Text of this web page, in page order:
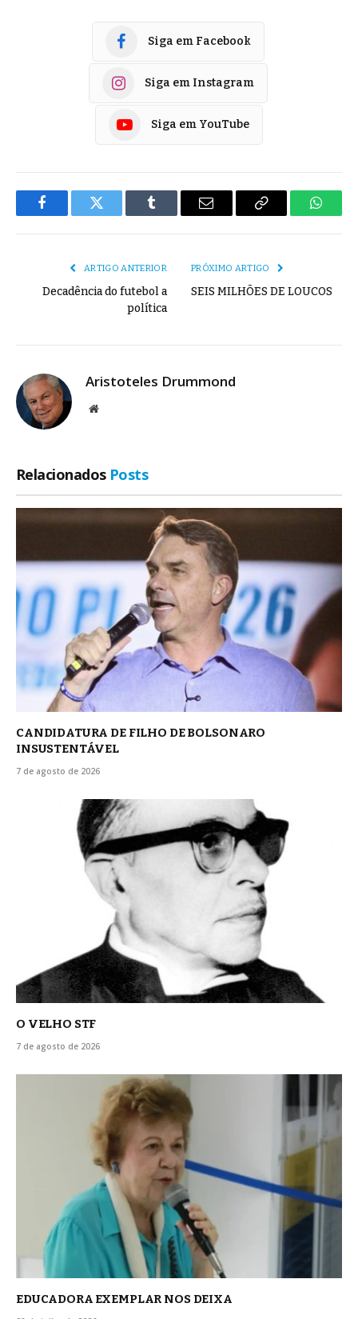
Siga em Facebook
Siga em Instagram
Siga em YouTube
FacebookTwitter Tumblr
E-
Copiar
ARTIGO ANTERIOR
Decadência do futebol a
política
PRÓXIMO ARTIGO
SEIS MILHÕES DE LOUCOS
Aristoteles Drummond
Site
Relacionados Posts
CANDIDATURA DE FILHO DE BOLSONARO
INSUSTENTÁVEL
7 de agosto de 2026
O VELHO STF
7 de agosto de 2026
EDUCADORA EXEMPLAR NOS DEIXA